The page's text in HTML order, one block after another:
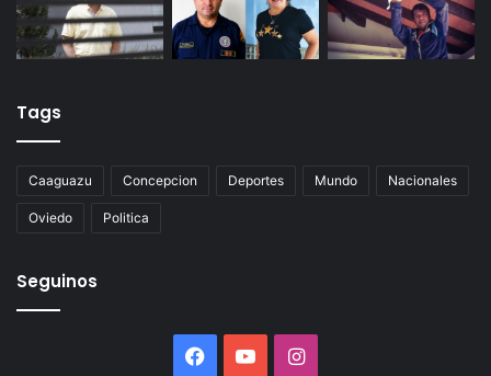
Tags
Caaguazu Concepcion Deportes Mundo Nacionales
Oviedo Politica
Seguinos
Facebook
YouTubeInstagram